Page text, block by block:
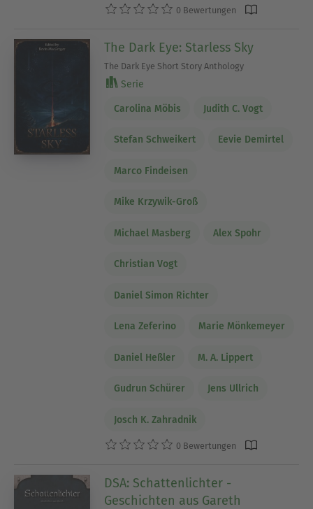
0 Bewertungen
The Dark Eye: Starless Sky
The Dark Eye Short Story Anthology
Serie
Carolina Möbis Judith C. Vogt
Stefan Schweikert Eevie Demirtel
Marco Findeisen
Mike Krzywik-Groß
Michael Masberg Alex Spohr
Christian Vogt
Daniel Simon Richter
Lena Zeferino Marie Mönkemeyer
Daniel Heßler M. A. Lippert
Gudrun Schürer Jens Ullrich
Josch K. Zahradnik
0 Bewertungen
DSA: Schattenlichter -
Geschichten aus Gareth